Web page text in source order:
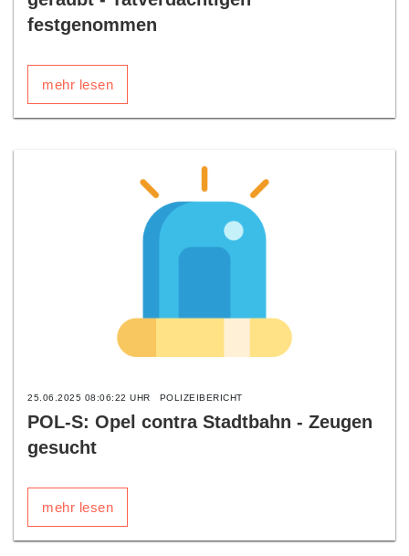
festgenommen
mehr lesen
25.06.2025 08:06:22 UHR POLIZEIBERICHT
POL-S: Opel contra Stadtbahn - Zeugen
gesucht
mehr lesen